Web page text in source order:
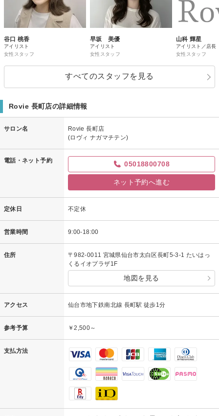
谷口 桃香
アイリスト
女性スタッフ
早坂 美優
アイリスト
女性スタッフ
山科 輝星
アイリスト／店
女性スタッフ
すべてのスタッフを見る
Rovie 長町店の詳細情報
サロン名
Rovie 長町店
(ロヴィ ナガマチテン)
電話・ネット予約 05018800708
ネット予約へ進む
定休日 不定休
営業時間 9:00-18:00
住所
〒982-0011 宮城県仙台市太白区長町5-3-1 たいはっ
くるイオプラザ1F
地図を見る
アクセス 仙台市地下鉄南北線 長町駅 徒歩1分
参考予算 ￥2,500～
支払方法